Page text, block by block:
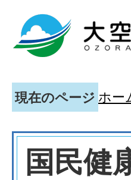
現在のページ ホー
国民健